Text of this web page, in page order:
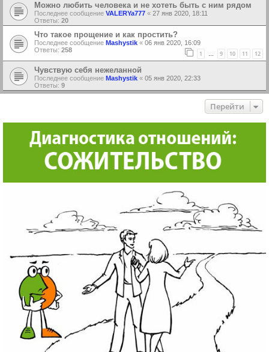
Можно любить человека и не хотеть быть с ним рядом
Последнее сообщение VALERYa777 « 27 янв 2020, 18:11
Ответы: 20
Что такое прощение и как простить?
Последнее сообщение Mashystik « 06 янв 2020, 16:09
Ответы: 258 1 … 9 10 11 12
Чувствую себя нежеланной
Последнее сообщение Mashystik « 05 янв 2020, 22:33
Ответы: 9
Перейти